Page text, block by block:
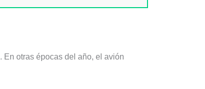
. En otras épocas del año, el avión